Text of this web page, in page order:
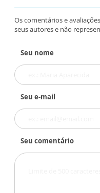
Os comentários e
seus autores e não
Seu nome
Seu e-mail
Seu comentário